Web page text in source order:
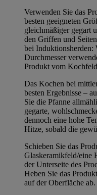
Verwenden Sie das
besten geeigneten
gleichmäßiger gegart
den Griffen und
bei Induktionsherden:
Durchmesser
Produkt vom
Das Kochen bei
besten Ergebnisse –
Sie die Pfanne
gegarte,
dennoch eine hohe
Hitze, sobald die
Schieben Sie das
Glaskeramikfeld/eine
der Unterseite des
Heben Sie das
auf der Oberfläche ab.